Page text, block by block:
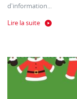
d'information...
Lire la suite